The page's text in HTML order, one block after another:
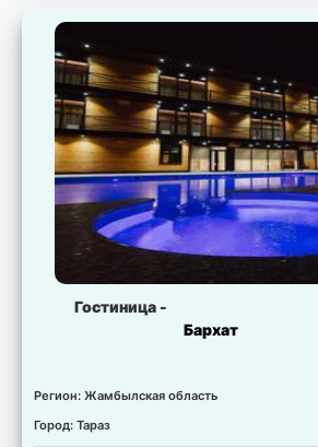
Гостиница -
Бархат
Регион: Жамбылская область
Город: Тараз